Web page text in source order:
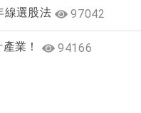
線選股法 97042
業！ 94166